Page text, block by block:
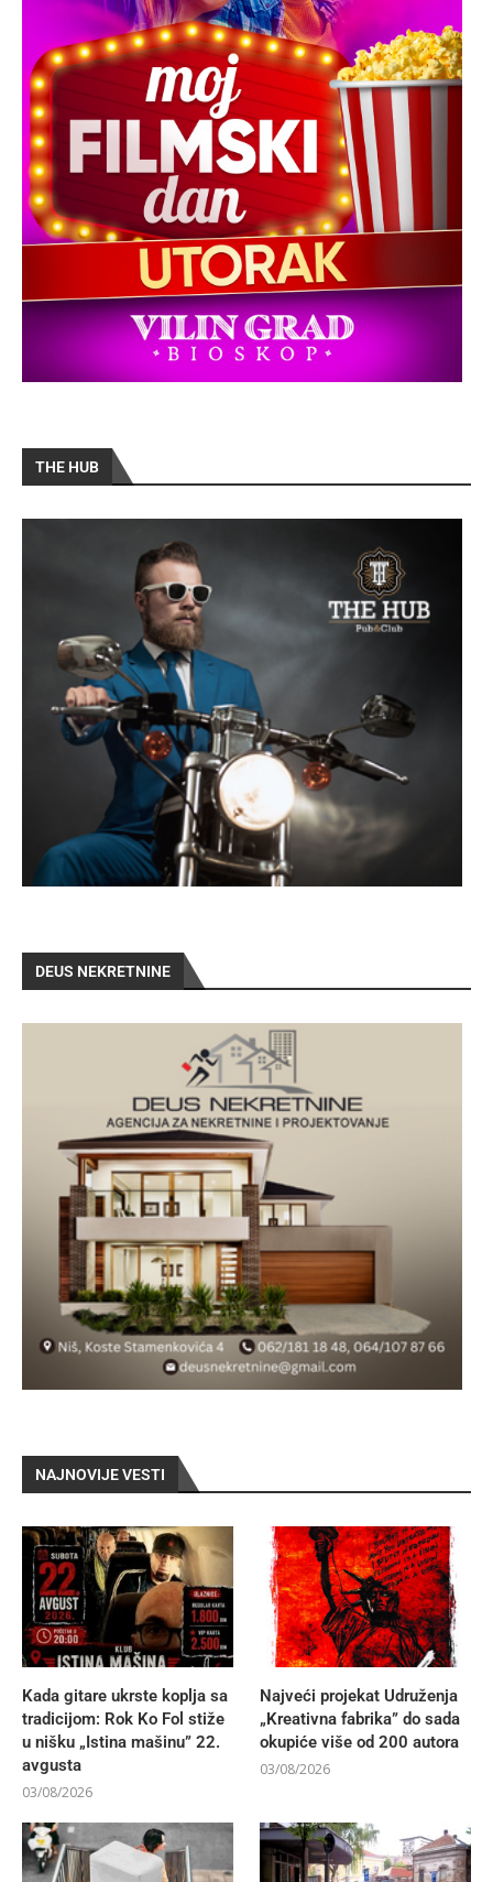
THE HUB
DEUS NEKRETNINE
NAJNOVIJE VESTI
Kada gitare ukrste koplja sa
tradicijom: Rok Ko Fol stiže
u nišku „Istina mašinu” 22.
avgusta
03/08/2026
Najveći projekat Udruženja
„Kreativna fabrika” do sada
okupiće više od 200 autora
03/08/2026